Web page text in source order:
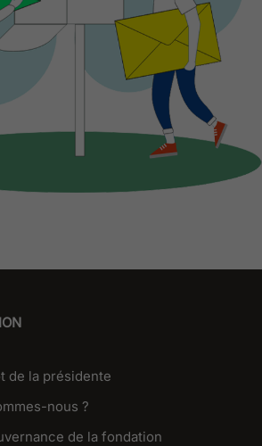
de la présidente
nous ?
de la fondation